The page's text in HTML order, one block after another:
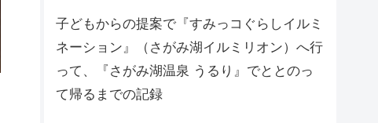
子どもからの提案で『すみっコぐらしイルミ
ネーション』（さがみ湖イルミリオン）へ行
って、『さがみ湖温泉 うるり』でととのっ
て帰るまでの記録